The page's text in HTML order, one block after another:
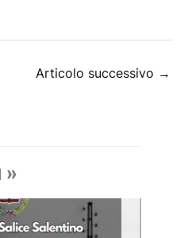
Articolo successivo →